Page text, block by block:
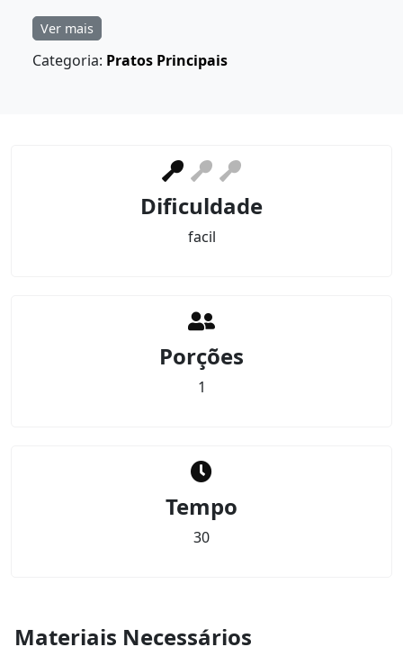
Ver mais
Categoria: Pratos Principais
Dificuldade
facil
Porções
1
Tempo
30
Materiais Necessários